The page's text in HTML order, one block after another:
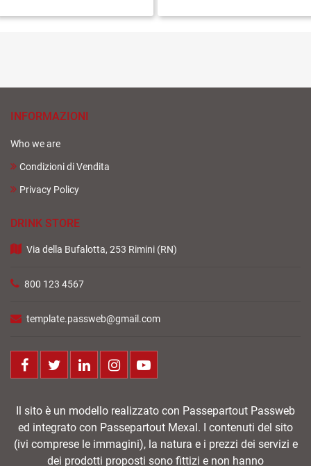
INFORMAZIONI
Who we are
Condizioni di Vendita
Privacy Policy
DRINK STORE
Via della Bufalotta, 253 Rimini (RN)
800 123 4567
template.passweb@gmail.com
FacebookTwitter LinkedIn
Il sito è un modello realizzato con Passepartout Passweb
ed integrato con Passepartout Mexal. I contenuti del sito
(ivi comprese le immagini), la natura e i prezzi dei servizi e
dei prodotti proposti sono fittizi e non hanno